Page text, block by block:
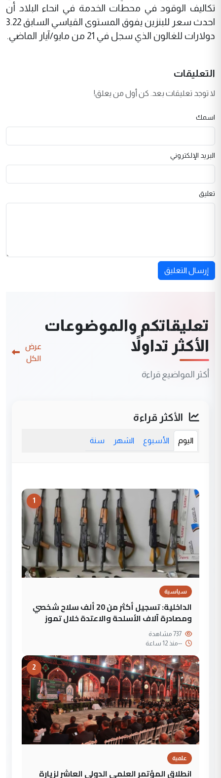
تکاليف الوقود في محطات الخدمة في انحاء البلاد أن
احدث سعر للبنزين يفوق المستوى القياسي السابق 3.22
دولارات للغالون الذي سجل في 21 من مايو/آيار الماضي.
التعليقات
لا توجد تعليقات بعد. كن أول من يعلق!
اسمك
البريد الإلكتروني
تعليق
إرسال التعليق
تعليقاتكم والموضوعات
الأكثر تداولاً
أكثر المواضيع قراءة
عرض
الكل
الأكثر قراءة
اليوم الأسبوع الشهر سنة
1
سياسية
الداخلية: تسجيل أكثر من 20 ألف سلاح شخصي
ومصادرة آلاف الأسلحة والاعتدة خلال تموز
--منذ 12 ساعة
2
علمية
انطلاق المؤتمر العلمي الدولي العاشر لزيارة